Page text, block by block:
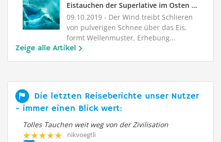
Eistauchen der Superlative im Osten Grönlands
09.10.2019 - Der Wind treibt Schlieren
von pulverigen Schnee über das Eis,
formt Wellenmuster, Erhebung...
Zeige alle Artikel
Die letzten Reiseberichte unser Nutzer
- immer einen Blick wert:
Tolles Tauchen weit weg von der Zivilisation
nikvoegtli